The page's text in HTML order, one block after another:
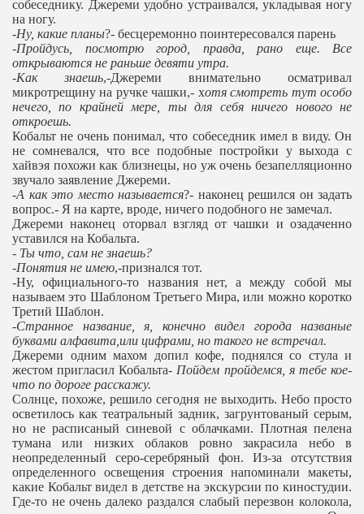
собеседнику. Джереми удобно устраивался, укладывая ногу
на ногу.
-Ну, какие планы?- бесцеремонно поинтересовался парень
-Пройдусь, посмотрю город, правда, рано еще. Все
открываются не раньше девяти утра.
-Как знаешь,-Джереми внимательно осматривал
микротрещину на ручке чашки,- хотя смотреть тут особо
нечего, по крайней мере, ты для себя ничего нового не
откроешь.
Кобальт не очень понимал, что собеседник имел в виду. Он
не сомневался, что все подобные постройки у выхода с
хайвэя похожи как близнецы, но уж очень безапелляционно
звучало заявление Джереми.
-А как это место называется?- наконец решился он задать
вопрос.- Я на карте, вроде, ничего подобного не замечал.
Джереми наконец оторвал взгляд от чашки и озадаченно
уставился на Кобальта.
- Ты что, сам не знаешь?
-Понятия не имею,-признался тот.
-Ну, официального-то названия нет, а между собой мы
называем это Шаблоном Третьего Мира, или можно коротко
Третий Шаблон.
-Странное название, я, конечно видел города названые
буквами алфавита,или цифрами, но такого не встречал.
Джереми одним махом допил кофе, поднялся со стула и
жестом пригласил Кобальта- Пойдем пройдемся, я тебе кое-
что по дороге расскажу.
Солнце, похоже, решило сегодня не выходить. Небо просто
осветилось как театральный задник, загрунтованый серым,
но не расписаный синевой с облачками. Плотная пелена
тумана или низких облаков ровно закрасила небо в
неопределенный серо-серебряный фон. Из-за отсутствия
определенного освещения строения напоминали макеты,
какие Кобальт видел в детстве на экскурсии по киностудии.
Где-то не очень далеко раздался слабый перезвон колокола,